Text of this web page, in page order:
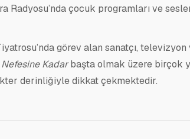
Radyosu’nda çocuk programları ve
görev alan sanatçı, televizyon
Nefesine Kadarbaşta olmak üzere birçok
derinliğiyle dikkat çekmektedir.